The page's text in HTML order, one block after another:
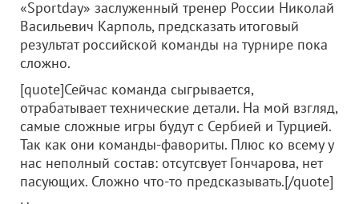
«Sportday» заслуженный тренер России Николай
Васильевич Карполь, предсказать итоговый
результат российской команды на турнире пока
сложно.
[quote]Сейчас команда сыгрывается,
отрабатывает технические детали. На мой взгляд,
самые сложные игры будут с Сербией и Турцией.
Так как они команды-фавориты. Плюс ко всему у
нас неполный состав: отсутсвует Гончарова, нет
пасующих. Сложно что-то предсказывать.[/quote]